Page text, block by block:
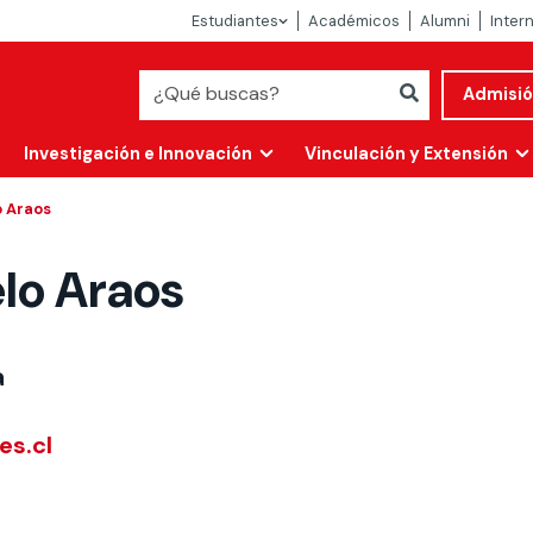
Estudiantes Académicos Alumni
Investigación e Innovación Vinculación y Extensión
Araos
Araos